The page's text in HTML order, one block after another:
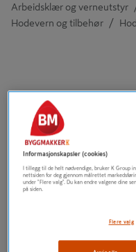
Arbeidsklær og verneutstyr
Hodevern og tilbehør /
Informasjonskapsler (cookies)
I tillegg til de helt nødvendige, bruker K Group
nettsiden for deg gjennom målrettet
under "Flere valg". Du kan endre valgene dine
på siden.
Flere valg